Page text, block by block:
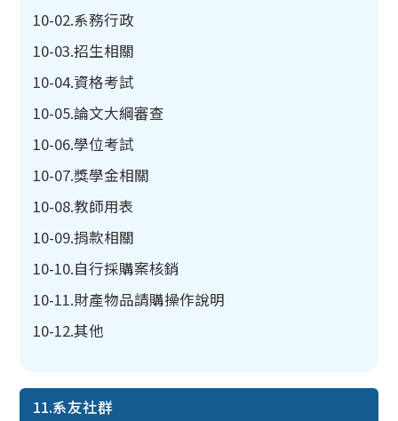
10-02.系務行政
10-03.招生相關
10-04.資格考試
10-05.論文大綱審查
10-06.學位考試
10-07.獎學金相關
10-08.教師用表
10-09.捐款相關
10-10.自行採購案核銷
10-11.財產物品請購操作說明
10-12.其他
11.系友社群